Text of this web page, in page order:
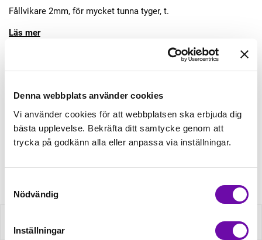
Denna webbplats använder cookies
Vi använder cookies för att webbplatsen ska erbjuda dig
bästa upplevelse. Bekräfta ditt samtycke genom att
trycka på godkänn alla eller anpassa via inställningar.
Nödvändig
Inställningar
Fållvikare 2mm, för mycket tunna tyger, t.
Läs mer
Lägg till varukorgen
Finns i lager